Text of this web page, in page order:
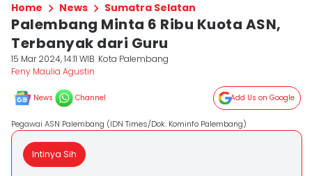
Home News Sumatra Selatan
Palembang Minta 6 Ribu Kuota ASN,
Terbanyak dari Guru
15 Mar 2024, 14:11 WIB Kota Palembang
Feny Maulia Agustin
News Channel Add Us on Google
Pegawai ASN Palembang (IDN Times/Dok. Kominfo Palembang)
Intinya Sih